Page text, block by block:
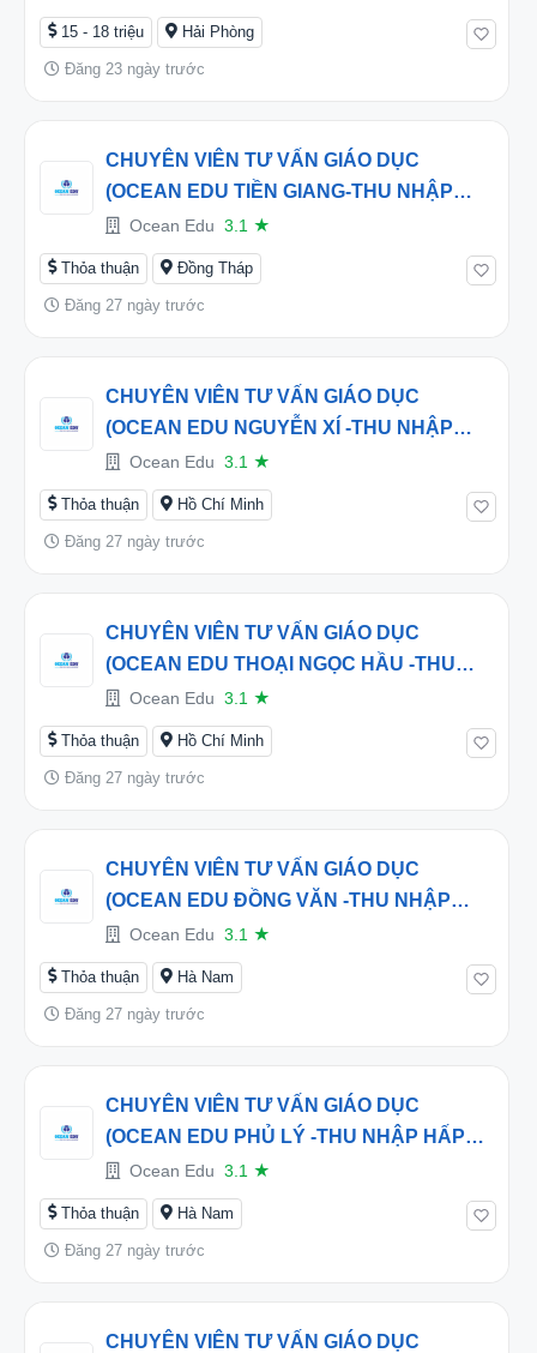
15 - 18 triệu Hải Phòng
Đăng 23 ngày trước
CHUYÊN VIÊN TƯ VẤN GIÁO DỤC
(OCEAN EDU TIỀN GIANG-THU NHẬP
HẤP DẪN TỪ 15 TRIỆU/THÁNG
Ocean Edu 3.1 ★
Thỏa thuận Đồng Tháp
Đăng 27 ngày trước
CHUYÊN VIÊN TƯ VẤN GIÁO DỤC
(OCEAN EDU NGUYỄN XÍ -THU NHẬP
HẤP DẪN TỪ 15 TRIỆU/THÁNG
Ocean Edu 3.1 ★
Thỏa thuận Hồ Chí Minh
Đăng 27 ngày trước
CHUYÊN VIÊN TƯ VẤN GIÁO DỤC
(OCEAN EDU THOẠI NGỌC HẦU -THU
NHẬP HẤP DẪN TỪ 15 -30TRIỆU/THÁNG
Ocean Edu 3.1 ★
Thỏa thuận Hồ Chí Minh
Đăng 27 ngày trước
CHUYÊN VIÊN TƯ VẤN GIÁO DỤC
(OCEAN EDU ĐỒNG VĂN -THU NHẬP
HẤP DẪN TỪ 15 -30TRIỆU/THÁNG
Ocean Edu 3.1 ★
Thỏa thuận Hà Nam
Đăng 27 ngày trước
CHUYÊN VIÊN TƯ VẤN GIÁO DỤC
(OCEAN EDU PHỦ LÝ -THU NHẬP HẤP
DẪN TỪ 15 -30TRIỆU/THÁNG
Ocean Edu 3.1 ★
Thỏa thuận Hà Nam
Đăng 27 ngày trước
CHUYÊN VIÊN TƯ VẤN GIÁO DỤC